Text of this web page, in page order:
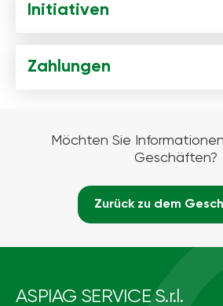
Initiativen
Zahlungen
Möchten Sie
Geschäften?
Zurück zu dem
ASPIAG SERVICE S.r.l.